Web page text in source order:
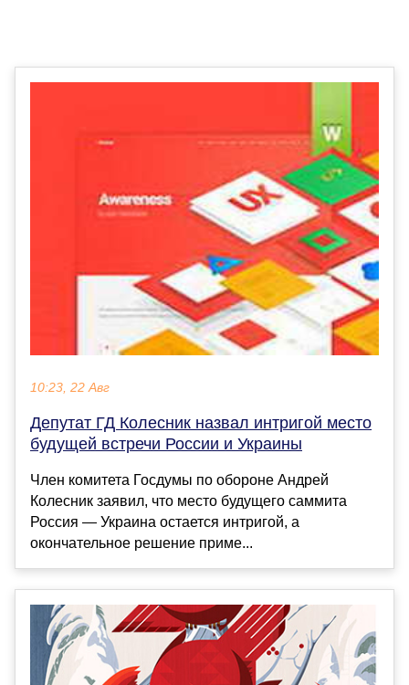
10:23, 22 Авг
Депутат ГД Колесник назвал интригой место
будущей встречи России и Украины
Член комитета Госдумы по обороне Андрей
Колесник заявил, что место будущего саммита
Россия — Украина остается интригой, а
окончательное решение приме...